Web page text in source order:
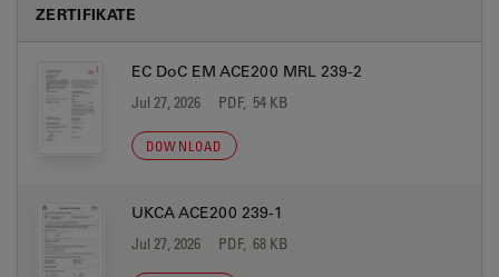
ZERTIFIKATE
EC DoC EM ACE200 MRL 239-2
Jul 27, 2026 PDF, 54 KB
DOWNLOAD
UKCA ACE200 239-1
Jul 27, 2026 PDF, 68 KB